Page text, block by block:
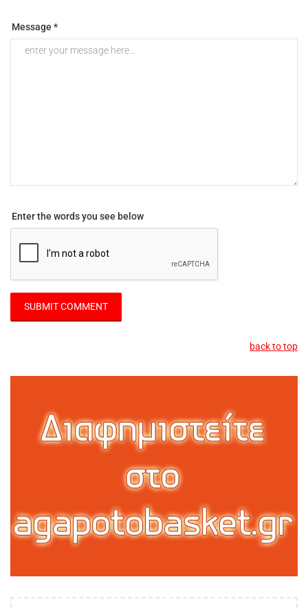
Message *
Enter the words you see below
back to top